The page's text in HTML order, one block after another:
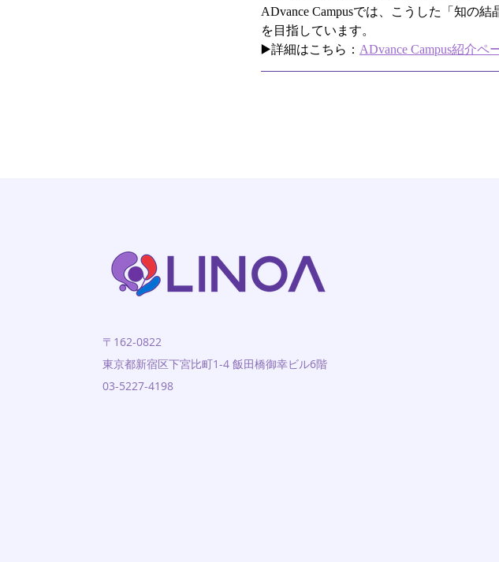
ADvance Campusでは、こうした「知の
を目指しています。
▶️詳細はこちら： ADvance Campus紹介ペ
〒162-0822
東京都新宿区下宮比町1-4 飯田橋御幸ビル6階
03-5227-4198